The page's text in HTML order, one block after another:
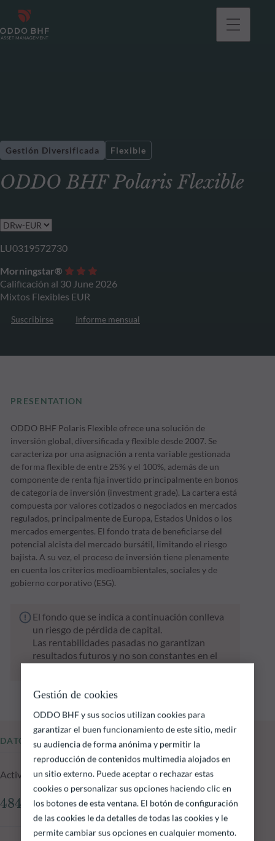
ODDO BHF Polaris Flexible
Gestión Diversificada Flexible
LU0319572730
Morningstar®
Calificación al 30 June 2026
Mixtos Flexibles EUR
Suscribirse Informe mensual
PRESENTATION
ODDO BHF Polaris Flexible ofrece una solución de
inversión global, diversificada y flexible desde 2007. Se
caracteriza por una asignación a renta variable gestionada
de forma flexible de entre 25% y el 100%, además de un
componente de renta fija invertido principalmente en bonos
de categoría de inversión (investment grade). La cartera está
compuesta por valores cotizados o negociados en mercados
regulados, principalmente de Europa, Estados Unidos o los
mercados emergentes. El fondo trata de beneficiarse del
potencial alcista del mercado bursátil, limitando el riesgo
bajista. A su vez, el proceso de inversión tiene plenamente
en cuenta los criterios medioambientales, sociales y de
gobierno corporativo (ESG).
El fondo que se indica a continuación conlleva
un riesgo de pérdida de capital.
Las rentabilidades pasadas no garantizan
resultados futuros y no son constantes en el
DATOS FUNDAMENTALES
Activos gestionados del fondo a 06.08.2026
484.06 M €
Gestión de cookies
ODDO BHF y sus socios utilizan cookies para
garantizar el buen funcionamiento de este sitio, medir
su audiencia de forma anónima y permitir la
reproducción de contenidos multimedia alojados en
un sitio externo. Puede aceptar o rechazar estas
cookies o personalizar sus opciones haciendo clic en
los botones de esta ventana. El botón de configuración
de las cookies le da detalles de todas las cookies y le
permite cambiar sus opciones en cualquier momento.